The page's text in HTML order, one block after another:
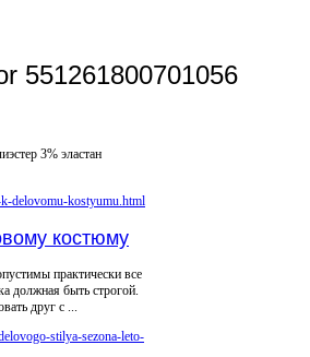
551261800701056
3% эластан
костюму
практически все
должная быть строгой.
друг с ...